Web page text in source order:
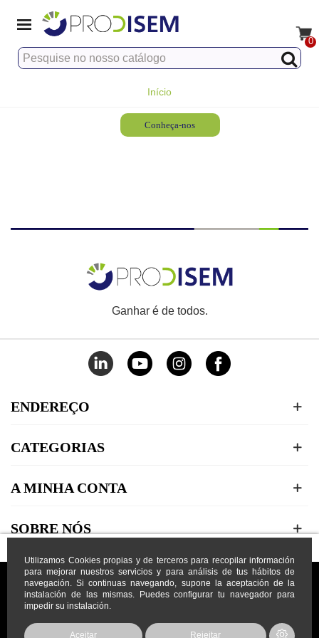
Utilizamos Cookies propias y de terceros para recopilar información
para mejorar nuestros servicios y para análisis de tus hábitos de
navegación. Si continuas navegando, supone la aceptación de la
instalación de las mismas. Puedes configurar tu navegador para
impedir su instalación.
Aceitar Rejeitar
0
Início
Conheça-nos
Ganhar é de todos.
ENDEREÇO
CATEGORIAS
A MINHA CONTA
SOBRE NÓS